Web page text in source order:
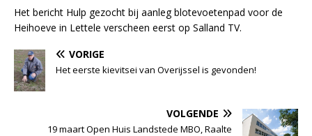
Het bericht Hulp gezocht bij aanleg blotevoetenpad voor de
Heihoeve in Lettele verscheen eerst op Salland TV.
VORIGE
Het eerste kievitsei van Overijssel is gevonden!
VOLGENDE
19 maart Open Huis Landstede MBO, Raalte